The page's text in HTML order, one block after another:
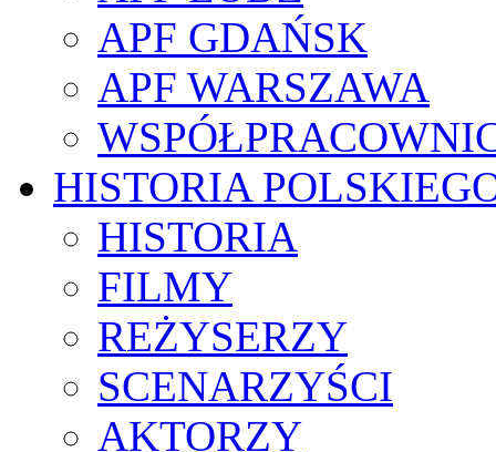
APF GDAŃSK
APF WARSZAWA
HISTORIA
HISTORIA
FILMY
REŻYSERZY
SCENARZYŚCI
AKTORZY